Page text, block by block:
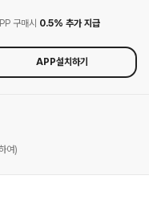
구매시 0.5% 추가 지급
APP설치하기
여)